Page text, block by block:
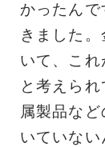
かったん
きました
いて、こ
と考えら
属製品な
いていない